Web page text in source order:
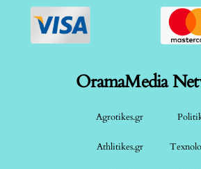
OramaMedia
Agrotikes.gr
Athlitikes.gr